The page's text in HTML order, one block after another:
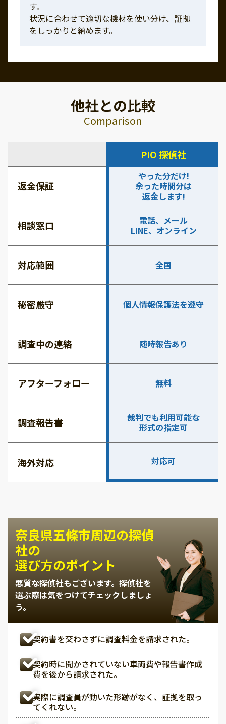
す。
状況に合わせて適切な機材を使い分け、証拠
をしっかりと納めます。
他社との比較
Comparison
PIO 探偵社
返金保証
やった分だけ!
余った時間分は
返金します!
相談窓口
電話、メール
LINE、オンライン
対応範囲 全国
秘密厳守 個人情報保護法を遵守
調査中の連絡 随時報告あり
アフターフォロー 無料
調査報告書
裁判でも利用可能な
形式の指定可
海外対応 対応可
奈良県五條市周辺の探偵
社の
選び方のポイント
悪質な探偵社もございます。 探偵社を
選ぶ際は気をつけてチェックしましょ
う。
契約書を交わさずに調査料金を請求された。
契約時に聞かされていない車両費や報告書作成
費を後から請求された。
実際に調査員が動いた形跡がなく、証拠を取っ
てくれない。